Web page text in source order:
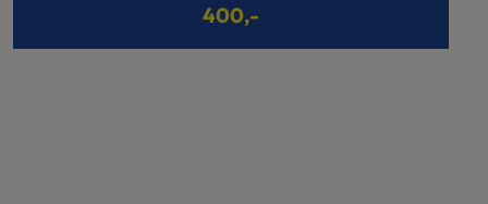
400,-